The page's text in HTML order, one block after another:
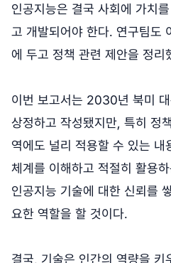
인공지능은 결국 사회에 가치
고 개발되어야 한다. 연구팀도
에 두고 정책 관련 제안을 정리
이번 보고서는 2030년 북미
상정하고 작성됐지만, 특히 정
역에도 널리 적용할 수 있는 내
체계를 이해하고 적절히 활용
인공지능 기술에 대한 신뢰를
요한 역할을 할 것이다.
결국, 기술은 인간의 역량을 키